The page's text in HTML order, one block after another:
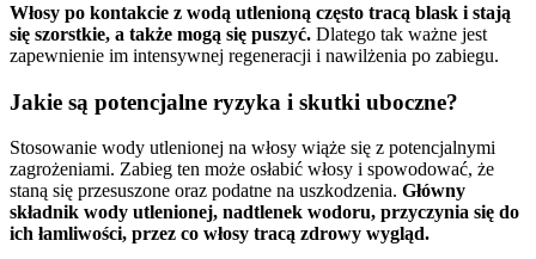
Włosy po kontakcie z wodą utlenioną często tracą blask i stają
się szorstkie, a także mogą się puszyć. Dlatego tak ważne jest
zapewnienie im intensywnej regeneracji i nawilżenia po zabiegu.
Jakie są potencjalne ryzyka i skutki uboczne?
Stosowanie wody utlenionej na włosy wiąże się z potencjalnymi
zagrożeniami. Zabieg ten może osłabić włosy i spowodować, że
staną się przesuszone oraz podatne na uszkodzenia. Główny
składnik wody utlenionej, nadtlenek wodoru, przyczynia się do
ich łamliwości, przez co włosy tracą zdrowy wygląd.